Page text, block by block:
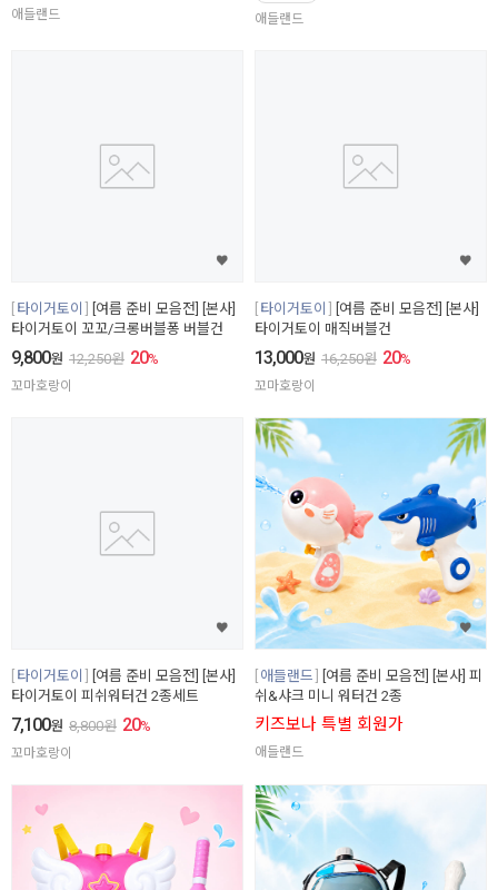
애들랜드
애들랜드
타이거토이
[여름 준비 모음전] [본사]
타이거토이 꼬꼬/크롱버블퐁 버블건
9,800원 12,250원 20%
꼬마호랑이
타이거토이
[여름 준비 모음전] [본사]
타이거토이 매직버블건
13,000원 16,250원 20%
꼬마호랑이
타이거토이
[여름 준비 모음전] [본사]
타이거토이 피쉬워터건 2종세트
7,100원 8,800원 20%
꼬마호랑이
애들랜드
[여름 준비 모음전] [본사] 피
쉬&샤크 미니 워터건 2종
키즈보나 특별 회원가
애들랜드